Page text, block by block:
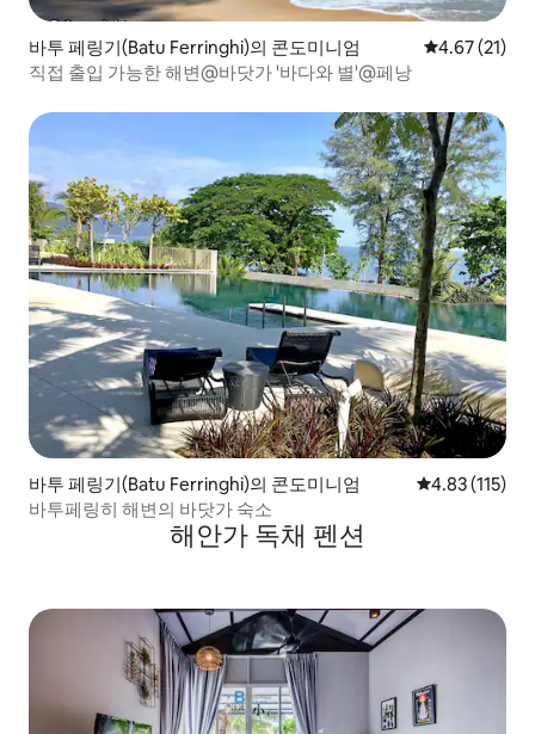
바투 페링기(Batu Ferringhi)의 콘도미니엄 평점 4.67점
4.67 (21)
직접 출입 가능한 해변@바닷가 '바다와 별'@페낭
바투 페링기(Batu Ferringhi)의 콘도미니엄 평점 4.83점(5
4.83 (115)
바투페링히 해변의 바닷가 숙소
해안가 독채 펜션